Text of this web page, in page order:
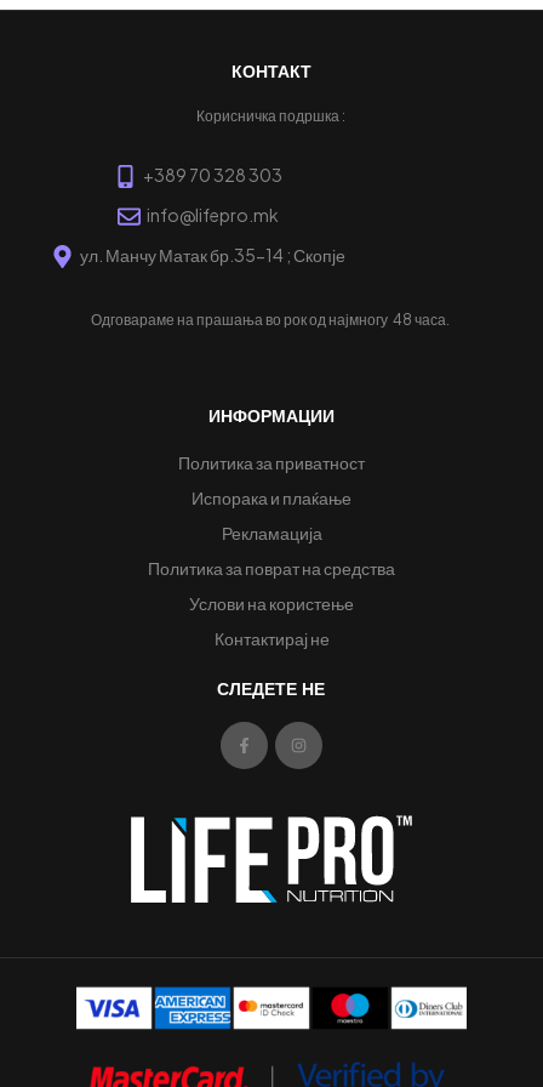
КОНТАКТ
Корисничка подршка :
+389 70 328 303
info@lifepro.mk
ул. Манчу Матак бр.35-14 ; Скопје
Одговараме на прашања во рок од најмногу 48 часа.
ИНФОРМАЦИИ
Политика за приватност
Испорака и плаќање
Рекламација
Политика за поврат на средства
Услови на користење
Контактирај не
СЛЕДЕТЕ НЕ